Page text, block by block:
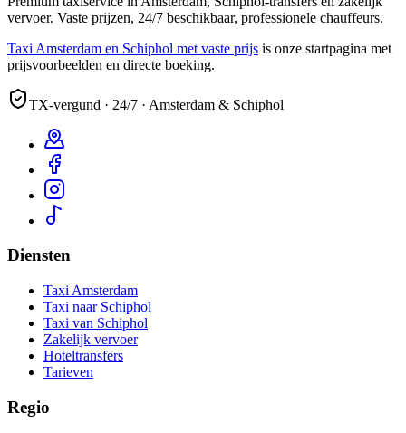
vervoer. Vaste prijzen, 24/7 beschikbaar, professionele chauffeurs.
Taxi Amsterdam en Schiphol met vaste prijs is onze startpagina met
prijsvoorbeelden en directe boeking.
TX-vergund · 24/7 · Amsterdam & Schiphol
Diensten
Taxi Amsterdam
Taxi naar Schiphol
Taxi van Schiphol
Zakelijk vervoer
Hoteltransfers
Tarieven
Regio